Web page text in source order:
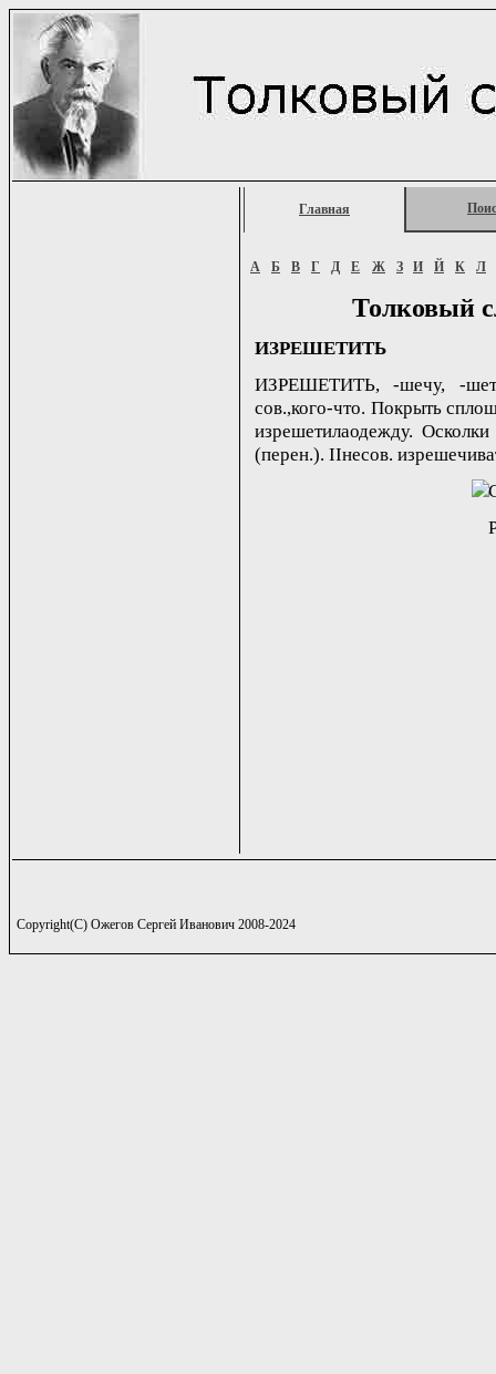
Главная
А Б В Г Д Е Ж З И Й К Л
Толковый
ИЗРЕШЕТИТЬ
ИЗРЕШЕТИТЬ, -шечу, -
сов.,кого-что. Покрыть
изрешетилаодежду.
(перен.). IIнесов.
Copyright(C) Ожегов Сергей Иванович 2008-2024